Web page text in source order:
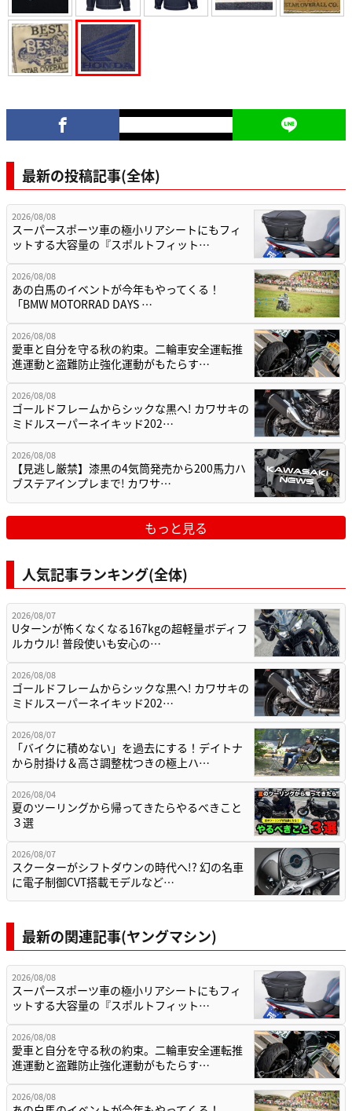
最新の投稿記事(全体)
2026/08/08
スーパースポーツ車の極小リアシートにもフィ
ットする大容量の『スポルトフィット…
2026/08/08
あの白馬のイベントが今年もやってくる！
「BMW MOTORRAD DAYS …
2026/08/08
愛車と自分を守る秋の約束。二輪車安全運転推
進運動と盗難防止強化運動がもたらす…
2026/08/08
ゴールドフレームからシックな黒へ! カワサキの
ミドルスーパーネイキッド202…
2026/08/08
【見逃し厳禁】漆黒の4気筒発売から200馬力ハ
ブステアインプレまで! カワサ…
もっと見る
人気記事ランキング(全体)
2026/08/07
Uターンが怖くなくなる167kgの超軽量ボディフ
ルカウル! 普段使いも安心の…
2026/08/08
ゴールドフレームからシックな黒へ! カワサキの
ミドルスーパーネイキッド202…
2026/08/07
「バイクに積めない」を過去にする！デイトナ
から肘掛け＆高さ調整枕つきの極上ハ…
2026/08/04
夏のツーリングから帰ってきたらやるべきこと
３選
2026/08/07
スクーターがシフトダウンの時代へ!? 幻の名車
に電子制御CVT搭載モデルなど…
最新の関連記事(ヤングマシン)
2026/08/08
スーパースポーツ車の極小リアシートにもフィ
ットする大容量の『スポルトフィット…
2026/08/08
愛車と自分を守る秋の約束。二輪車安全運転推
進運動と盗難防止強化運動がもたらす…
2026/08/08